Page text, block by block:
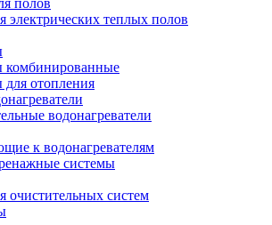
полов
теплых полов
комбинированные
для отопления
водонагреватели
к водонагревателям
системы
систем